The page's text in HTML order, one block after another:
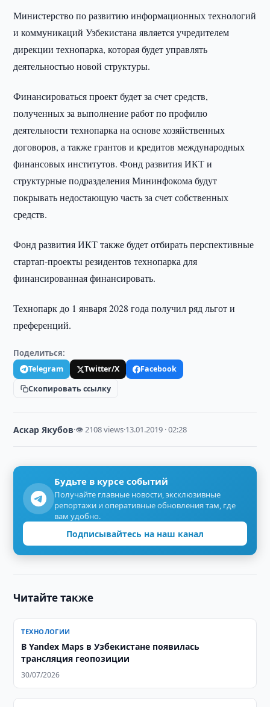
Министерство по развитию информационных технологий
и коммуникаций Узбекистана является учредителем
дирекции технопарка, которая будет управлять
деятельностью новой структуры.
Финансироваться проект будет за счет средств,
полученных за выполнение работ по профилю
деятельности технопарка на основе хозяйственных
договоров, а также грантов и кредитов международных
финансовых институтов. Фонд развития ИКТ и
структурные подразделения Мининфокома будут
покрывать недостающую часть за счет собственных
средств.
Фонд развития ИКТ также будет отбирать перспективные
стартап-проекты резидентов технопарка для
финансированная финансировать.
Технопарк до 1 января 2028 года получил ряд льгот и
преференций.
Поделиться:
Telegram Twitter/X
Facebook
Скопировать ссылку
Аскар Якубов·👁 2108 views·13.01.2019 · 02:28
Будьте в курсе событий
Получайте главные новости, эксклюзивные
репортажи и оперативные обновления там, где
вам удобно.
Подписывайтесь на наш канал
Читайте также
ТЕХНОЛОГИИ
В Yandex Maps в Узбекистане появилась
трансляция геопозиции
30/07/2026